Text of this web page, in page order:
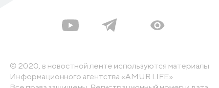
© 2020, в новостной ленте используются материалы
Информационного агентства «AMUR.LIFE».